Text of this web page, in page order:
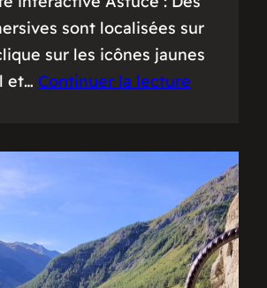
sont localisées sur
sur les icônes jaunes
et… Continuer la lecture